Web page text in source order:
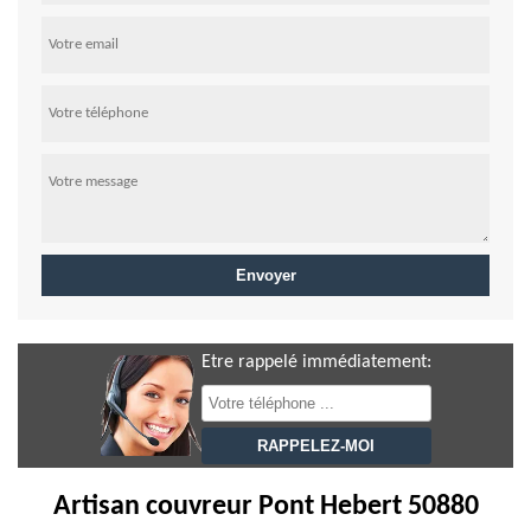
Etre rappelé immédiatement:
Artisan couvreur Pont Hebert 50880